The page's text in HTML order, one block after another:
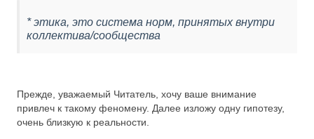
* этика, это система норм, принятых внутри
коллектива/сообщества
Прежде, уважаемый Читатель, хочу ваше внимание
привлеч к такому феномену. Далее изложу одну гипотезу,
очень близкую к реальности.